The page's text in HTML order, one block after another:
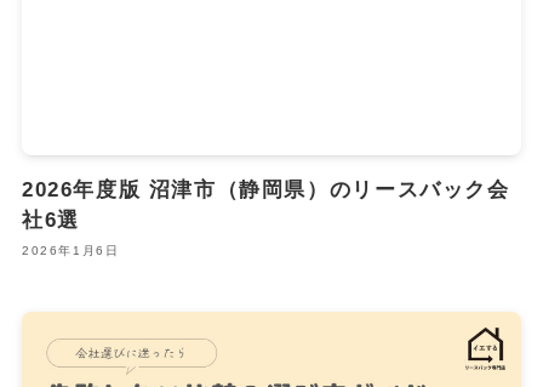
2026年度版 沼津市（静岡県）のリースバック会
社6選
2026年1月6日